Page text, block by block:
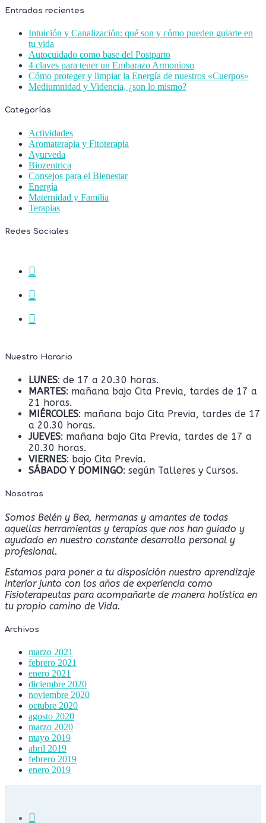
Entradas recientes
Intuición y Canalización: qué son y cómo pueden guiarte en
tu vida
Autocuidado como base del Postparto
4 claves para tener un Embarazo Armonioso
Cómo proteger y limpiar la Energía de nuestros «Cuerpos»
Mediumnidad y Videncia, ¿son lo mismo?
Categorías
Actividades
Aromaterapia y Fitoterapia
Ayurveda
Biozentrica
Consejos para el Bienestar
Energía
Maternidad y Familia
Terapias
Redes Sociales
Nuestro Horario
LUNES: de 17 a 20.30 horas.
MARTES: mañana bajo Cita Previa, tardes de 17 a
21 horas.
MIÉRCOLES: mañana bajo Cita Previa, tardes de 17
a 20.30 horas.
JUEVES: mañana bajo Cita Previa, tardes de 17 a
20.30 horas.
VIERNES: bajo Cita Previa.
SÁBADO Y DOMINGO: según Talleres y Cursos.
Nosotras
Somos Belén y Bea, hermanas y amantes de todas
aquellas herramientas y terapias que nos han guiado y
ayudado en nuestro constante desarrollo personal y
profesional.
Estamos para poner a tu disposición nuestro aprendizaje
interior junto con los años de experiencia como
Fisioterapeutas para acompañarte de manera holística en
tu propio camino de Vida.
Archivos
marzo 2021
febrero 2021
enero 2021
diciembre 2020
noviembre 2020
octubre 2020
agosto 2020
marzo 2020
mayo 2019
abril 2019
febrero 2019
enero 2019